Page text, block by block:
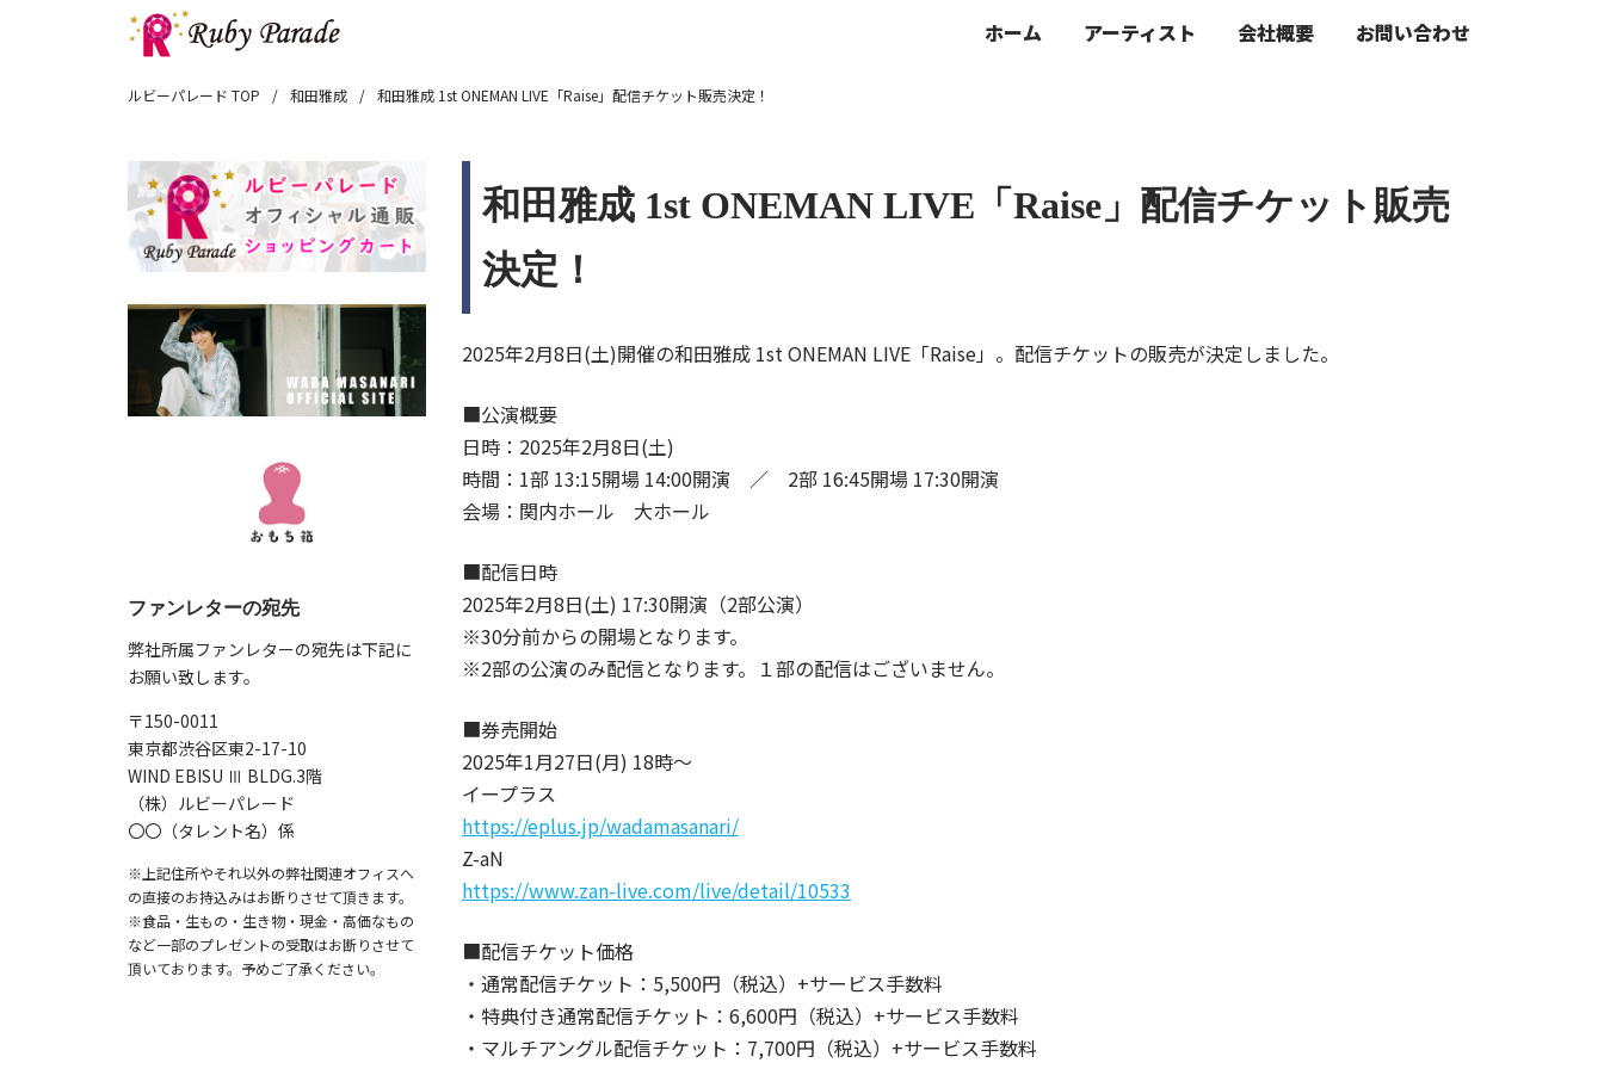
ホーム アーティスト 会社概要 お問い合わせ
ルビーパレード TOP 和田雅成 和田雅成 1st ONEMAN LIVE「Raise」配信チケット販売決定！
和田雅成 1st ONEMAN LIVE「Raise」配信チケット販売
決定！
2025年2月8日(土)開催の和田雅成 1st ONEMAN LIVE「Raise」。配信チケットの販売が決定しました。
■公演概要
日時：2025年2月8日(土)
時間：1部 13:15開場 14:00開演 ／ 2部 16:45開場 17:30開演
会場：関内ホール 大ホール
■配信日時
2025年2月8日(土) 17:30開演（2部公演）
※30分前からの開場となります。
※2部の公演のみ配信となります。１部の配信はございません。
■券売開始
2025年1月27日(月) 18時〜
イープラス
https://eplus.jp/wadamasanari/
Z-aN
https://www.zan-live.com/live/detail/10533
■配信チケット価格
・通常配信チケット：5,500円（税込）+サービス手数料
・特典付き通常配信チケット：6,600円（税込）+サービス手数料
・マルチアングル配信チケット：7,700円（税込）+サービス手数料
ファンレターの宛先
弊社所属ファンレターの宛先は下記に
お願い致します。
〒150-0011
東京都渋谷区東2-17-10
WIND EBISU Ⅲ BLDG.3階
（株）ルビーパレード
〇〇（タレント名）係
※上記住所やそれ以外の弊社関連オフィスへ
の直接のお持込みはお断りさせて頂きます。
※食品・生もの・生き物・現金・高価なもの
など一部のプレゼントの受取はお断りさせて
頂いております。予めご了承ください。